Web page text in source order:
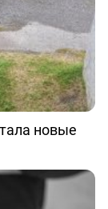
новые